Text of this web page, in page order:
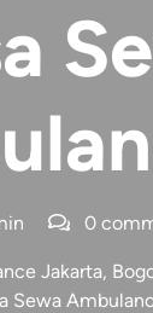
0
Jakarta,
Sewa